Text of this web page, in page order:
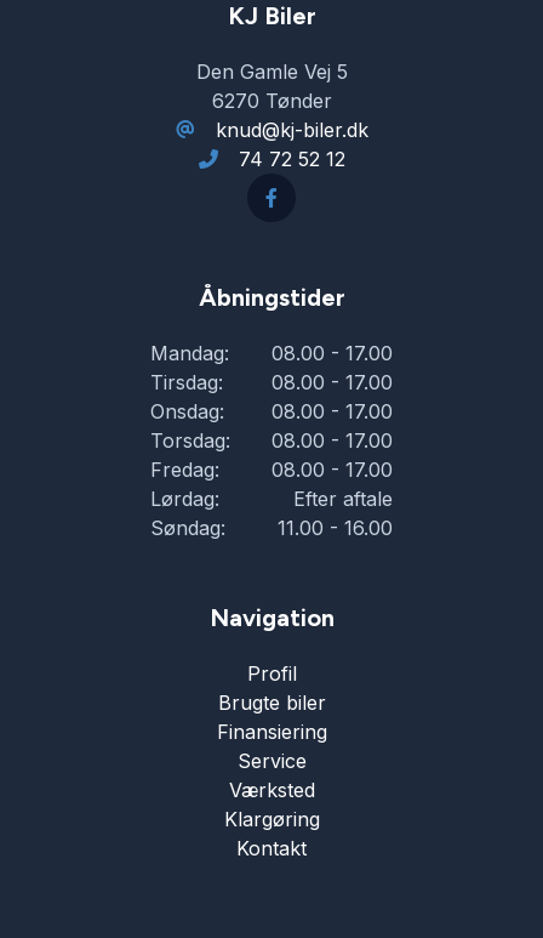
KJ Biler
Den Gamle Vej 5
6270 Tønder
knud@kj-biler.dk
74 72 52 12
Åbningstider
Mandag:
08.00 - 17.00
Tirsdag:
08.00 - 17.00
Onsdag:
08.00 - 17.00
Torsdag:
08.00 - 17.00
Fredag:
08.00 - 17.00
Lørdag:
Efter aftale
Søndag:
11.00 - 16.00
Navigation
Profil
Brugte biler
Finansiering
Service
Værksted
Klargøring
Kontakt